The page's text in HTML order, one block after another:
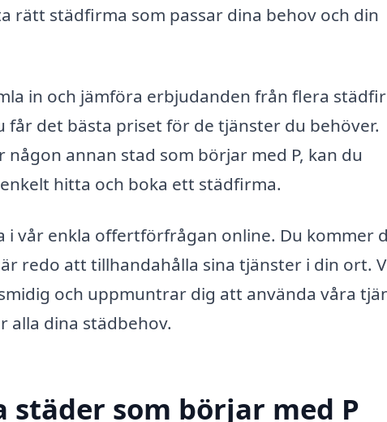
rätt städfirma som passar dina behov och din
in och jämföra erbjudanden från flera
det bästa priset för de tjänster du behöver.
annan stad som börjar med P, kan du
hitta och boka ett städfirma.
i vår enkla offertförfrågan online. Du kommer
redo att tillhandahålla sina tjänster i din ort.
och uppmuntrar dig att använda våra
dina städbehov.
städer som börjar med P